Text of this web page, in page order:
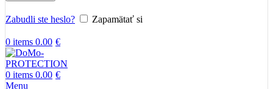
Zabudli ste heslo? Zapamätať si
0 items 0.00 €
0 items 0.00 €
Menu